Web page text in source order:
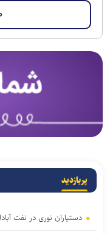
پربازدید
دستیاران نوری در نفت